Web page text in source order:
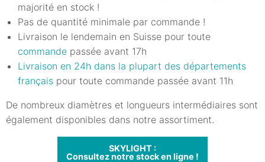
majorité en stock !
Pas de quantité minimale par commande !
Livraison le lendemain en Suisse pour toute
commande passée avant 17h
Livraison en 24h dans la plupart des départements
français pour toute commande passée avant 11h
De nombreux diamètres et longueurs intermédiaires sont
également disponibles dans notre assortiment.
SKYLIGHT :
Consultez notre stock en ligne !